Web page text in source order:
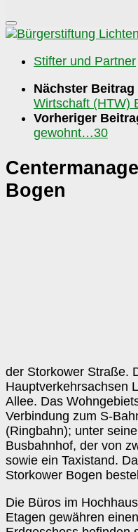
Stifter und Partner
Nächster Beitrag
Wirtschaft (HTW)
Vorheriger
gewohnt…30
Bogen
der Storkower Straße.
Hauptverkehrsachsen
Allee. Das
Verbindung zum S-
(Ringbahn); unter
Busbahnhof, der von
sowie ein Taxistand.
Storkower Bogen
Die Büros im
Etagen gewähren